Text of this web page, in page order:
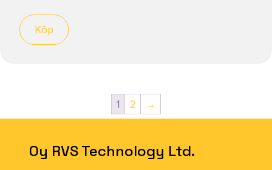
Köp
1 2 →
Oy RVS Technology Ltd.